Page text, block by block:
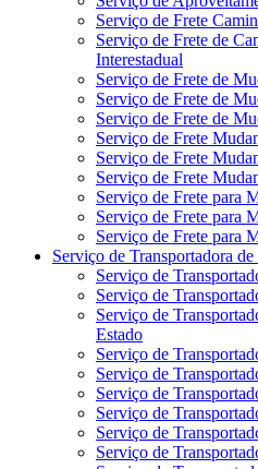
Serviço de Frete
Serviço de Frete de
Interestadual
Serviço de Frete de
Serviço de Frete de
Serviço de Frete de
Serviço de Frete
Serviço de Frete
Serviço de Frete
Serviço de Frete para
Serviço de Frete para
Serviço de Frete para
Serviço de Transportadora
Serviço de
Serviço de
Serviço de
Estado
Serviço de
Serviço de
Serviço de
Serviço de
Serviço de
Serviço de